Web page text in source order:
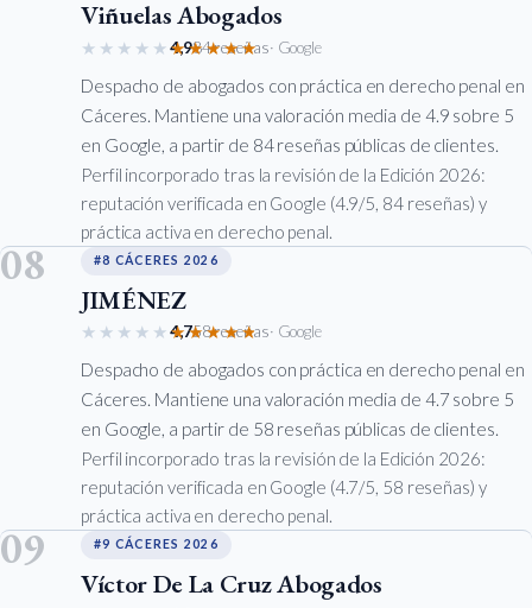
Viñuelas Abogados
★★★★★★★★★★
4,984 reseñas· Google
Despacho de abogados con práctica en derecho penal en
Cáceres. Mantiene una valoración media de 4.9 sobre 5
en Google, a partir de 84 reseñas públicas de clientes.
Perfil incorporado tras la revisión de la Edición 2026:
reputación verificada en Google (4.9/5, 84 reseñas) y
práctica activa en derecho penal.
08 #8 CÁCERES 2026
JIMÉNEZ
★★★★★★★★★★
4,758 reseñas· Google
Despacho de abogados con práctica en derecho penal en
Cáceres. Mantiene una valoración media de 4.7 sobre 5
en Google, a partir de 58 reseñas públicas de clientes.
Perfil incorporado tras la revisión de la Edición 2026:
reputación verificada en Google (4.7/5, 58 reseñas) y
práctica activa en derecho penal.
09 #9 CÁCERES 2026
Víctor De La Cruz Abogados